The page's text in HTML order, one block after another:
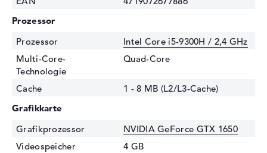
Prozessor
Prozessor
Intel Core i5-9300H / 2,4 GHz
Multi-Core-
Technologie
Quad-Core
Cache
1 - 8 MB (L2/L3-Cache)
Grafikkarte
Grafikprozessor
NVIDIA GeForce GTX 1650
Videospeicher
4 GB